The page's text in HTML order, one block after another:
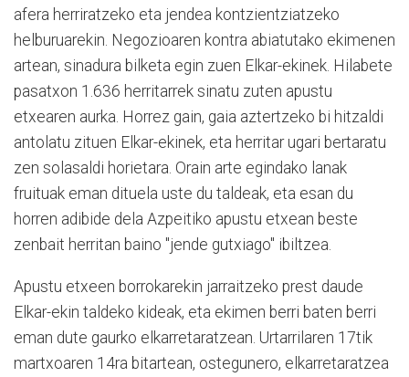
afera herriratzeko eta jendea kontzientziatzeko
helburuarekin. Negozioaren kontra abiatutako ekimenen
artean, sinadura bilketa egin zuen Elkar-ekinek. Hilabete
pasatxon 1.636 herritarrek sinatu zuten apustu
etxearen aurka. Horrez gain, gaia aztertzeko bi hitzaldi
antolatu zituen Elkar-ekinek, eta herritar ugari bertaratu
zen solasaldi horietara. Orain arte egindako lanak
fruituak eman dituela uste du taldeak, eta esan du
horren adibide dela Azpeitiko apustu etxean beste
zenbait herritan baino "jende gutxiago" ibiltzea.
Apustu etxeen borrokarekin jarraitzeko prest daude
Elkar-ekin taldeko kideak, eta ekimen berri baten berri
eman dute gaurko elkarretaratzean. Urtarrilaren 17tik
martxoaren 14ra bitartean, ostegunero, elkarretaratzea